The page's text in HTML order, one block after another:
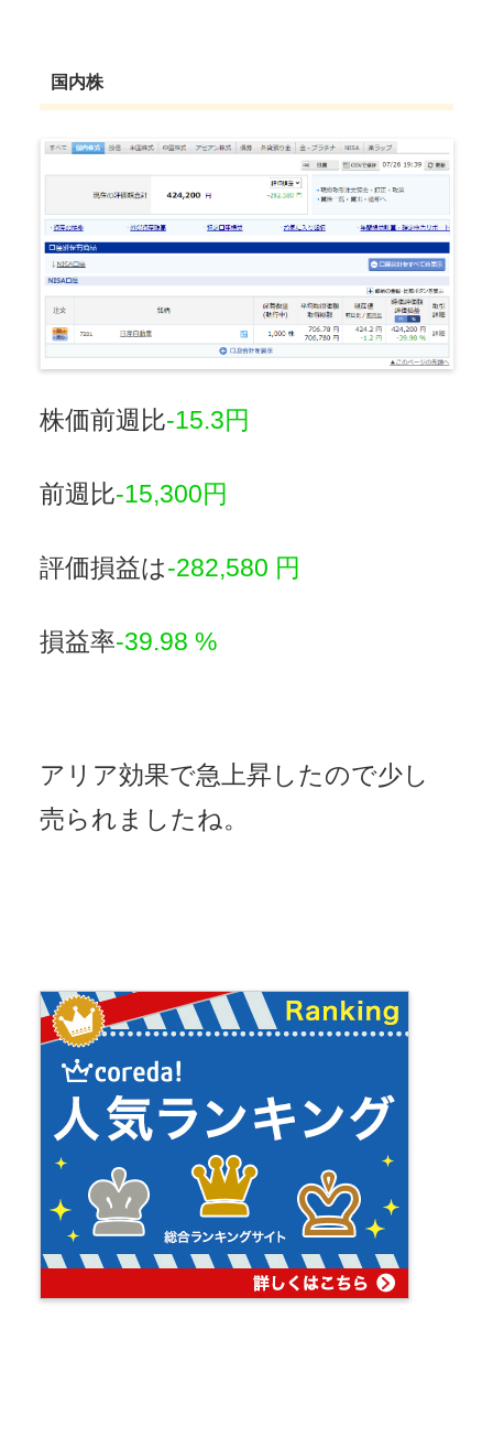
国内株
株価前週比-15.3円
前週比-15,300円
評価損益は-282,580 円
損益率-39.98 %
アリア効果で急上昇したので少し
売られましたね。